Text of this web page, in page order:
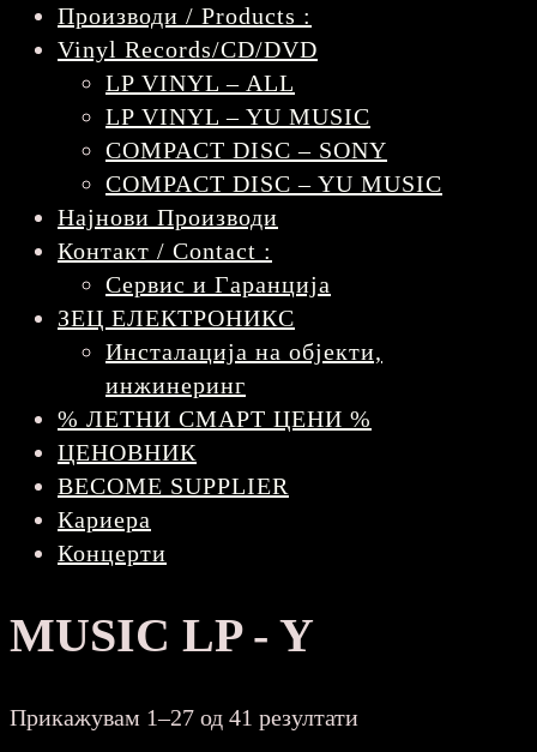
Производи / Products :
Vinyl Records/CD/DVD
LP VINYL – ALL
LP VINYL – YU MUSIC
COMPACT DISC – SONY
COMPACT DISC – YU MUSIC
Најнови Производи
Контакт / Contact :
Сервис и Гаранција
ЗЕЦ ЕЛЕКТРОНИКС
Инсталација на објекти,
инжинеринг
% ЛЕТНИ СМАРТ ЦЕНИ %
ЦЕНОВНИК
BECOME SUPPLIER
Кариера
Концерти
MUSIC LP - Y
Прикажувам 1–27 од 41 резултатиSorted